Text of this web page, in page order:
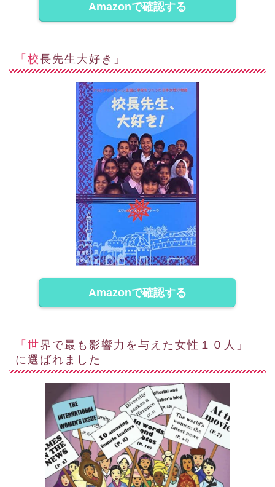
Amazonで確認する
「校長先生大好き」
Amazonで確認する
「世界で最も影響力を与えた女性１０人」
に選ばれました